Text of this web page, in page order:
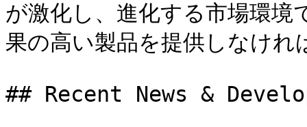
が激化し、進化する市場環境
果の高い製品を提供しなけれ
## Recent News &